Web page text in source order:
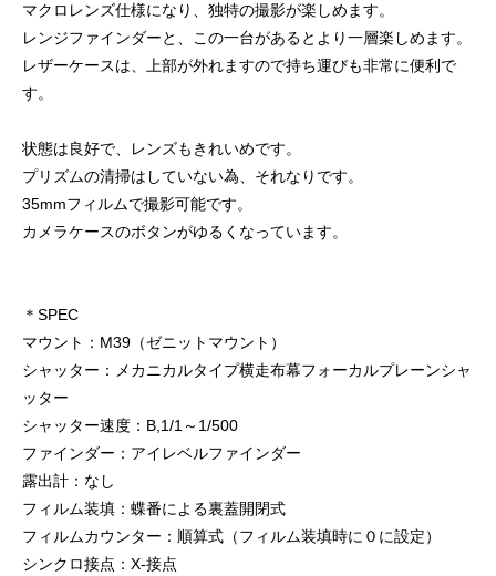
マクロレンズ仕様になり、独特の撮影が楽しめます。
レンジファインダーと、この一台があるとより一層楽しめます。
レザーケースは、上部が外れますので持ち運びも非常に便利で
す。
状態は良好で、レンズもきれいめです。
プリズムの清掃はしていない為、それなりです。
35mmフィルムで撮影可能です。
カメラケースのボタンがゆるくなっています。
＊SPEC
マウント：M39（ゼニットマウント）
シャッター：メカニカルタイプ横走布幕フォーカルプレーンシャ
ッター
シャッター速度：B,1/1～1/500
ファインダー：アイレベルファインダー
露出計：なし
フィルム装填：蝶番による裏蓋開閉式
フィルムカウンター：順算式（フィルム装填時に０に設定）
シンクロ接点：X-接点